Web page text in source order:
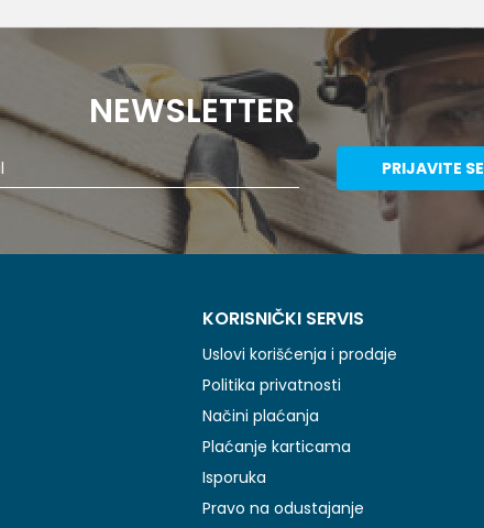
NEWSLETTER
PRIJAVITE SE
KORISNIČKI SERVIS
Uslovi korišćenja i prodaje
Politika privatnosti
Načini plaćanja
Plaćanje karticama
Isporuka
Pravo na odustajanje